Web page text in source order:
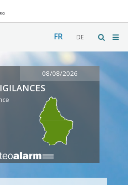
FR DE
08/08/2026